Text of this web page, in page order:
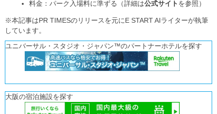
料金：パーク入場料に準ずる（詳細は公式サイト を参照）
※本記事はPR TIMESのリリースを元にE START AIライターが執筆
しています。
ユニバーサル・スタジオ・ジャパン™のパートナーホテルを探す
大阪の宿泊施設を探す